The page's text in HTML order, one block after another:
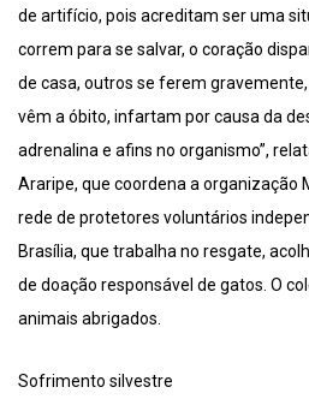
de artifício, pois acreditam ser uma
correm para se salvar, o coração
de casa, outros se ferem
vêm a óbito, infartam por causa da
adrenalina e afins no organismo”,
Araripe, que coordena a organização
rede de protetores voluntários
Brasília, que trabalha no resgate,
de doação responsável de gatos. O
animais abrigados.
Sofrimento silvestre